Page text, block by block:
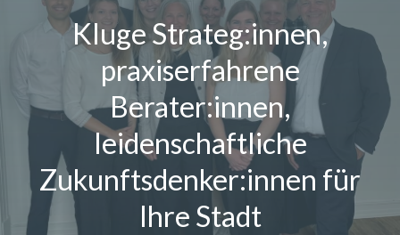
Netzwerk
Magazin
Deutsch
Kluge Strateg:innen,
praxiserfahrene
Berater:innen,
leidenschaftliche
Zukunftsdenker:innen für
Ihre Stadt